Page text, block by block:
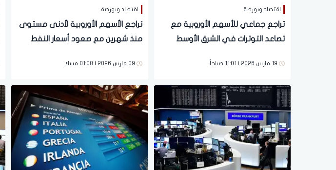
اقتصاد وبورصة
تراجع جماعي للأسهم الأوروبية مع
تصاعد التوترات في الشرق الأوسط
19 مارس 2026 | 11:01 صباحاً
اقتصاد وبورصة
تراجع الأسهم الأوروبية لأدنى مستوى
منذ شهرين مع صعود أسعار النفط
09 مارس 2026 | 01:08 مساءً